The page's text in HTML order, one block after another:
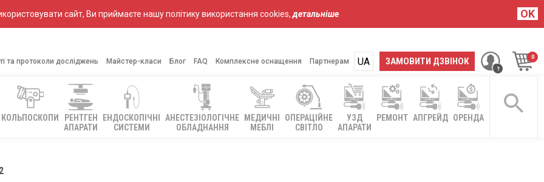
сайт, Ви приймаєте нашу політику використання cookies,детальніше OK
та протоколи досліджень Майстер-класи Блог FAQ Комплексне оснащення Партнерам ЗАМОВИТИ ДЗВІНОК
UA
RU
КОЛЬПОСКОПИ
РЕНТГЕН
АПАРАТИ
ЕНДОСКОПІЧНІ
СИСТЕМИ
АНЕСТЕЗІОЛОГІЧНЕ
ОБЛАДНАННЯ
МЕДИЧНІ
МЕБЛІ
ОПЕРАЦІЙНЕ
СВІТЛО
УЗД
АПАРАТИ
РЕМОНТ АПГРЕЙД ОРЕНДА